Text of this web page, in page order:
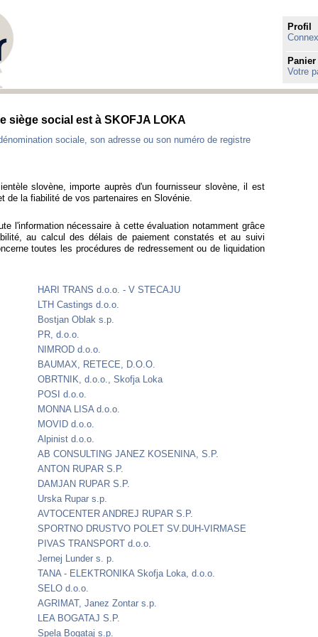
Profil
Panier
Votre
siège social est à SKOFJA LOKA
sociale, son adresse ou son numéro de registre
slovène, importe auprès d'un fournisseur slovène, il est
de la fiabilité de vos partenaires en Slovénie.
l'information nécessaire à cette évaluation notamment grâce
au calcul des délais de paiement constatés et au suivi
toutes les procédures de redressement ou de liquidation
HARI TRANS d.o.o. - V STECAJU
LTH Castings d.o.o.
Bostjan Oblak s.p.
PR, d.o.o.
NIMROD d.o.o.
BAUMAX, RETECE, D.O.O.
OBRTNIK, d.o.o., Skofja Loka
POSI d.o.o.
MONNA LISA d.o.o.
MOVID d.o.o.
Alpinist d.o.o.
AB CONSULTING JANEZ KOSENINA, S.P.
ANTON RUPAR S.P.
DAMJAN RUPAR S.P.
Urska Rupar s.p.
AVTOCENTER ANDREJ RUPAR S.P.
SPORTNO DRUSTVO POLET SV.DUH-VIRMASE
PIVAS TRANSPORT d.o.o.
Jernej Lunder s. p.
TANA - ELEKTRONIKA Skofja Loka, d.o.o.
SELO d.o.o.
AGRIMAT, Janez Zontar s.p.
LEA BOGATAJ S.P.
Spela Bogataj s.p.